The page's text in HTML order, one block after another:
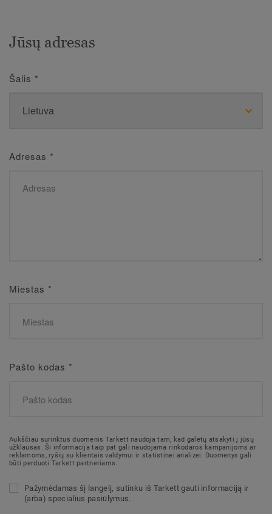
Jūsų adresas
Šalis *
Adresas *
Miestas *
Pašto kodas *
Aukščiau surinktus duomenis Tarkett naudoja tam, kad galėtų atsakyti į jūsų
užklausas. Ši informacija taip pat gali naudojama rinkodaros kampanijoms ar
reklamoms, ryšių su klientais valdymui ir statistinei analizei. Duomenys gali
būti perduoti Tarkett partneriams.
Pažymėdamas šį langelį, sutinku iš Tarkett gauti informaciją ir
(arba) specialius pasiūlymus.